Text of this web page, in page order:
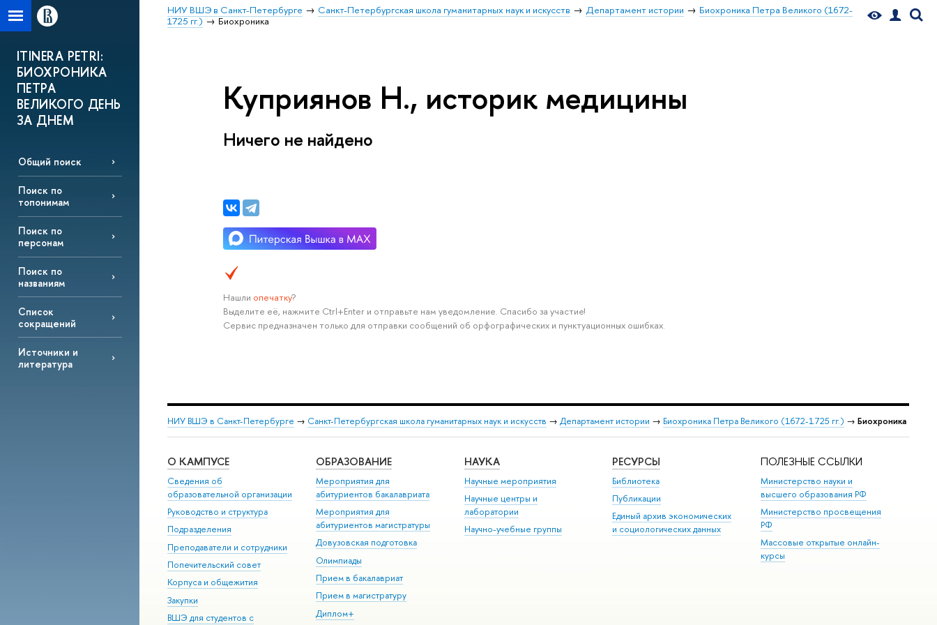
НИУ ВШЭ в Санкт-Петербурге Санкт-Петербургская школа гуманитарных наук и искусств Департамент истории
Биохроника Петра Великого (1672-
1725 гг.)
Биохроника
ITINERA PETRI:
БИОХРОНИКА
ПЕТРА
ВЕЛИКОГО ДЕНЬ
ЗА ДНЕМ
Общий поиск
Поиск по
топонимам
Поиск по
персонам
Поиск по
названиям
Список
сокращений
Источники и
литература
Куприянов Н., историк медицины
Ничего не найдено
Нашли опечатку?
Выделите её, нажмите Ctrl+Enter и отправьте нам уведомление. Спасибо за участие!
Сервис предназначен только для отправки сообщений об орфографических и пунктуационных ошибках.
НИУ ВШЭ в Санкт-Петербурге → Санкт-Петербургская школа гуманитарных наук и искусств → Департамент истории → Биохроника Петра Великого (1672-1725 гг.) → Биохроника
О КАМПУСЕ
Сведения об
образовательной организации
Руководство и структура
Подразделения
Преподаватели и сотрудники
Попечительский совет
Корпуса и общежития
Закупки
ВШЭ для студентов с
ОБРАЗОВАНИЕ
Мероприятия для
абитуриентов бакалавриата
Мероприятия для
абитуриентов магистратуры
Довузовская подготовка
Олимпиады
Прием в бакалавриат
Прием в магистратуру
Диплом+
НАУКА
Научные мероприятия
Научные центры и
лаборатории
Научно-учебные группы
РЕСУРСЫ
Библиотека
Публикации
Единый архив экономических
и социологических данных
ПОЛЕЗНЫЕ ССЫЛКИ
Министерство науки и
высшего образования РФ
Министерство просвещения
РФ
Массовые открытые онлайн-
курсы